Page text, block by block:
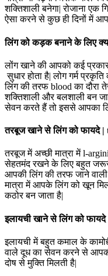
शक्तिशाली बनेगा| रोजाना
ऐसा करने से कुछ ही दिनों में
लिंग को कड़क बनाने के लिए
लोंग खाने की आपको कई
सुधार होता है| लोग गर्म
लिंग की तरफ blood का दौरा
शक्तिशाली और बलशाली बन
सेवन करते हैं तो इससे आपका लिंग
तरबूज खाने से लिंग को फायदे
तरबूज में अच्छी मात्रा में l-
सेहतमंद रखने के लिए बहुत
आपकी लिंग की तरफ जाने
मात्रा में आपके लिंग को खून
कठोर बन जाता है|
इलायची खाने से लिंग को फायदे
इलायची में बहुत कमाल के
वाले दूध का सेवन करने से
दोष से मुक्ति मिलती है|